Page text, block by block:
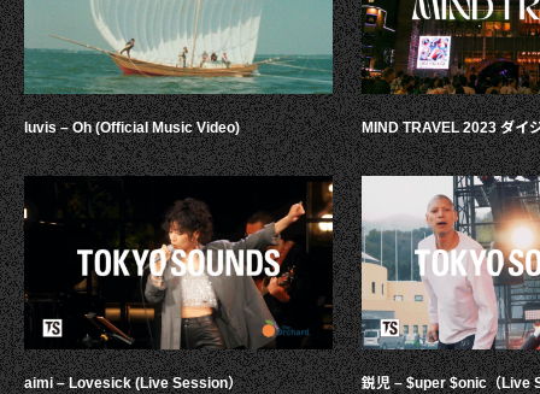
luvis – Oh (Official Music Video)
aimi – Lovesick (Live Session）
MIND TRAVEL 2023 ダイ
鋭児 – $uper $onic（Live